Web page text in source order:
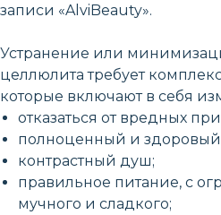
записи «AlviBeauty».
Устранение или
целлюлита требует
которые включают в себя
отказаться от вредных
полноценный и здоровый
контрастный душ;
правильное питание, с
мучного и сладкого;